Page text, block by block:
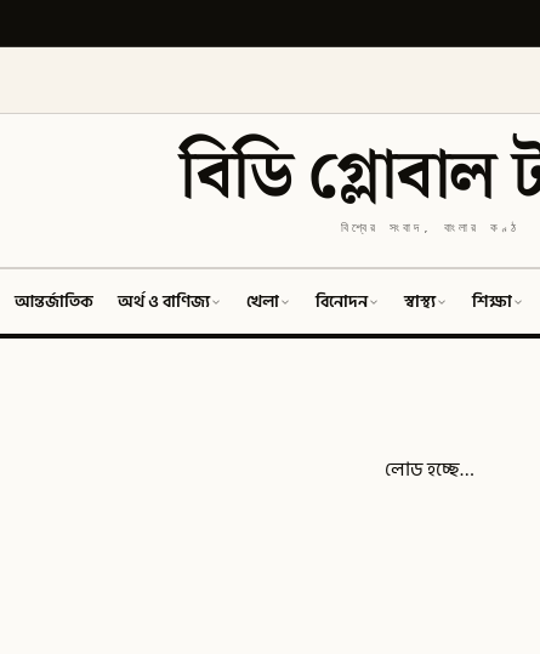
বিডি গ্লোবাল
বিশ্বের সংবাদ, বাংলার কণ্ঠ
আন্তর্জাতিক অর্থ ও বাণিজ্য খেলা বিনোদন স্বাস্থ্য শিক্ষা
লোড হচ্ছে…